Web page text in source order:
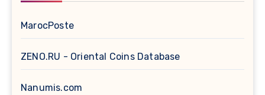
MarocPoste
ZENO.RU - Oriental Coins Database
Nanumis.com